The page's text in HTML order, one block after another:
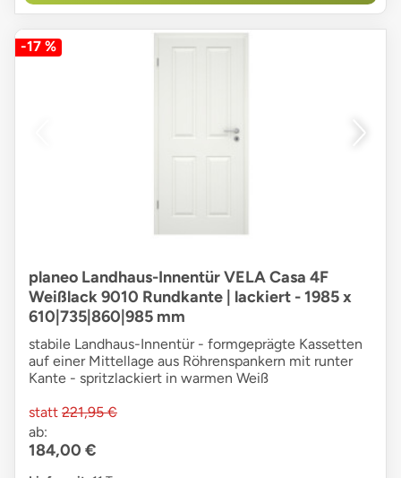
-17 %
planeo Landhaus-Innentür VELA Casa 4F
Weißlack 9010 Rundkante | lackiert - 1985 x
610|735|860|985 mm
stabile Landhaus-Innentür - formgeprägte Kassetten
auf einer Mittellage aus Röhrenspankern mit runter
Kante - spritzlackiert in warmen Weiß
statt 221,95 €
ab:
184,00 €